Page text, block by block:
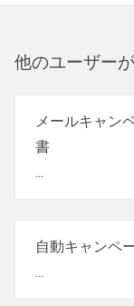
他のユ⁠ーザ⁠ー
メールキャン
書
...
自動キャンペ
...